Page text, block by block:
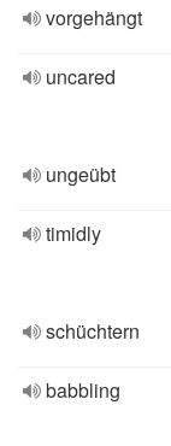
vorgehängt
uncared
ungeübt
timidly
schüchtern
babbling